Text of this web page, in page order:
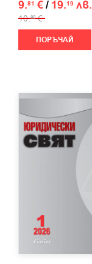
9.81 €/ 19.19 лв.
10.90 €
ПОРЪЧАЙ